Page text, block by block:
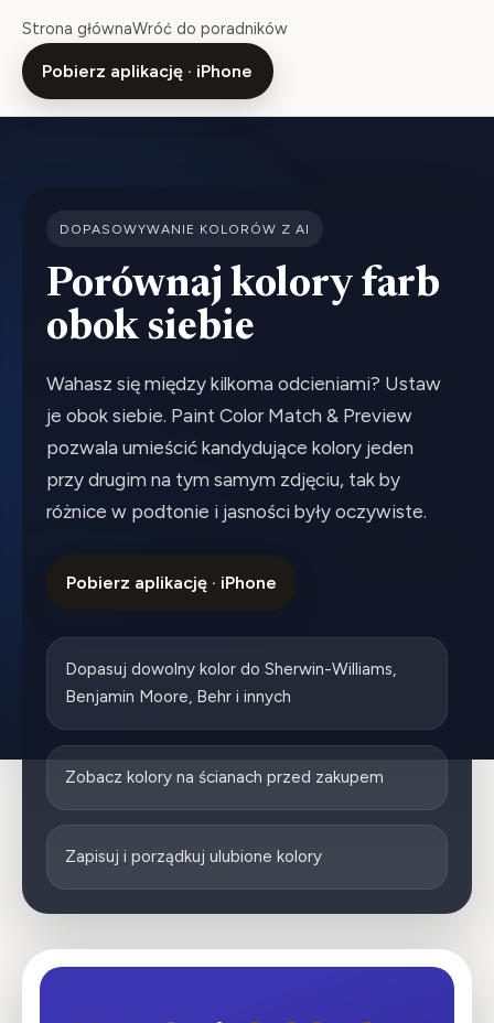
Strona głównaWróć do poradników
Pobierz aplikację · iPhone
DOPASOWYWANIE KOLORÓW Z AI
Porównaj kolory farb
obok siebie
Wahasz się między kilkoma odcieniami? Ustaw
je obok siebie. Paint Color Match & Preview
pozwala umieścić kandydujące kolory jeden
przy drugim na tym samym zdjęciu, tak by
różnice w podtonie i jasności były oczywiste.
Pobierz aplikację · iPhone
Dopasuj dowolny kolor do Sherwin-Williams,
Benjamin Moore, Behr i innych
Zobacz kolory na ścianach przed zakupem
Zapisuj i porządkuj ulubione kolory